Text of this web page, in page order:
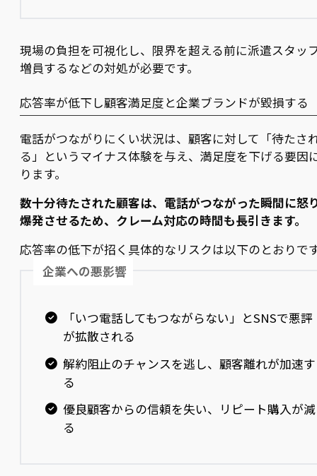
現場の負担を可視化し、限界を超える前に派遣スタッ
増員するなどの対処が必要です。
応答率が低下し顧客満足度と企業ブランドが毀損する
電話がつながりにくい状況は、顧客に対して「待たさ
る」というマイナス体験を与え、満足度を下げる要因
ります。
数十分待たされた顧客は、電話がつながった瞬間に怒
爆発させるため、クレーム対応の時間も長引きます。
応答率の低下が招く具体的なリスクは以下のとおりで
企業への悪影響
「いつ電話してもつながらない」とSNSで悪評
が拡散される
解約阻止のチャンスを逃し、顧客離れが加速す
る
優良顧客からの信頼を失い、リピート購入が減
る